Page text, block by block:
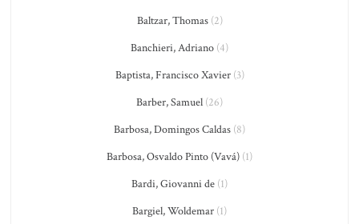
Baltzar, Thomas(2)
Banchieri, Adriano (4)
Baptista, Francisco Xavier(3)
Barber, Samuel (26)
Barbosa, Domingos Caldas (8)
Barbosa, Osvaldo Pinto (Vavá) (1)
Bardi, Giovanni de (1)
Bargiel, Woldemar (1)